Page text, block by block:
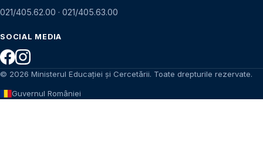
021/405.62.00 · 021/405.63.00
SOCIAL MEDIA
© 2026 Ministerul Educației și Cercetării. Toate drepturile rezervate.
Guvernul României